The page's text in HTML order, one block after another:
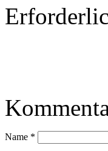
Name *